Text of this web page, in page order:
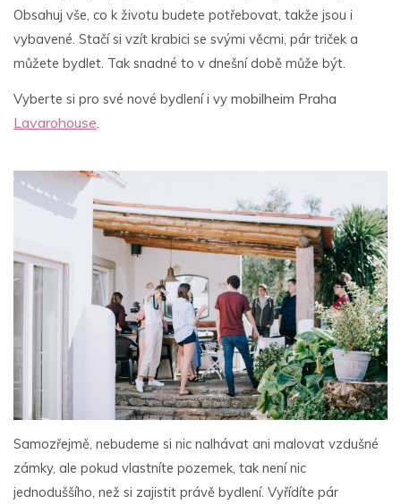
Obsahuj vše, co k životu budete potřebovat, takže jsou i
vybavené. Stačí si vzít krabici se svými věcmi, pár triček a
můžete bydlet. Tak snadné to v dnešní době může být.
Vyberte si pro své nové bydlení i vy mobilheim Praha
Lavarohouse.
Samozřejmě, nebudeme si nic nalhávat ani malovat vzdušné
zámky, ale pokud vlastníte pozemek, tak není nic
jednoduššího, než si zajistit právě bydlení. Vyřídíte pár